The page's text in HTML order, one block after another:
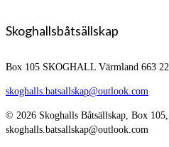
Skoghallsbåtsällskap
Box 105 SKOGHALL Värmland 663 22
skoghalls.batsallskap@outlook.com
© 2026 Skoghalls Båtsällskap, Box
skoghalls.batsallskap@outlook.com